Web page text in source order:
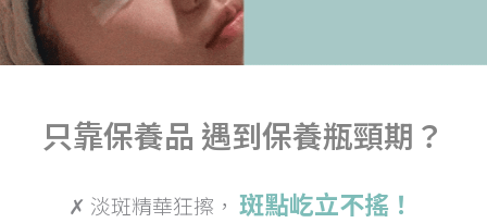
只靠保養品 遇到保養瓶頸期？
✗ 淡斑精華狂擦， 斑點屹立不搖！